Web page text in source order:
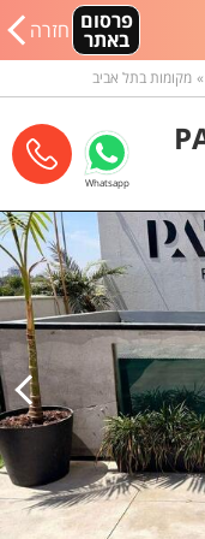
פרסום
באתר חזרה
מקומות בתל אביב
Whatsapp